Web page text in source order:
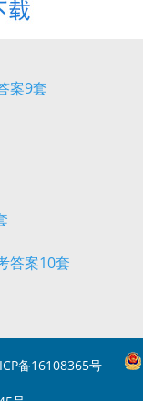
案9套
答案10套
备16108365号